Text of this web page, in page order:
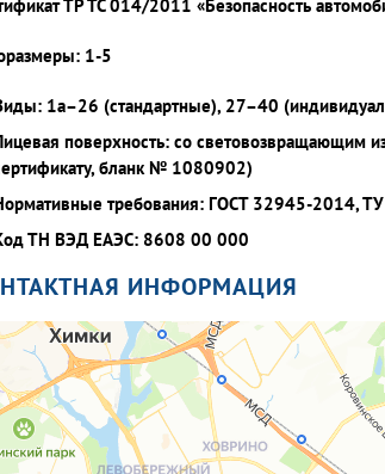
ТР ТС 014/2011 «Безопасность
1-5
1а–26 (стандартные), 27–40
поверхность: со световозвращающим
бланк № 1080902)
требования: ГОСТ 32945-2014,
ТН ВЭД ЕАЭС: 8608 00 000
ИНФОРМАЦИЯ